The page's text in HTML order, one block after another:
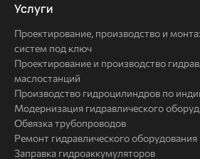
Услуги
Услуги
Проектирование, производство и
систем под ключ
Проектирование и производство
маслостанций
Производство гидроцилиндров по
Модернизация гидравлического
Обвязка трубопроводов
Ремонт гидравлического оборудования
Заправка гидроаккумуляторов